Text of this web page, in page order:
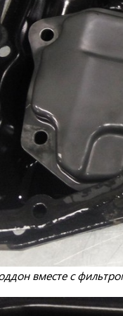
вместе с